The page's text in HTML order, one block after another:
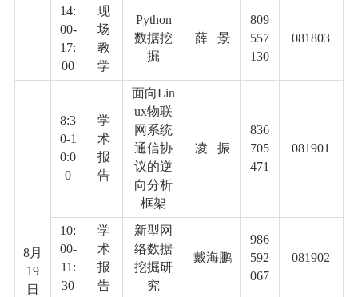
14:
00-
17:
00
现
场
教
学
Python
数据挖
掘
薛 景
809
557
130
081803
8月
19
日
8:3
0-1
0:0
0
学
术
报
告
面向Lin
ux物联
网系统
通信协
议的逆
向分析
框架
凌 振
836
705
471
081901
10:
00-
11:
30
学
术
报
告
新型网
络数据
挖掘研
究
戴海鹏
986
592
067
081902